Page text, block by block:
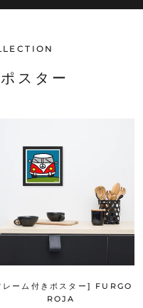
スター
レーム付きポスター] FURGO
ROJA